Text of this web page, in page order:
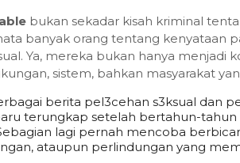
bukan sekadar kisah kriminal
banyak orang tentang kenyataan
Ya, mereka bukan hanya menjadi
sistem, bahkan masyarakat
berita pel3cehan s3ksual dan
terungkap setelah bertahun-tahun
lagi pernah mencoba
ataupun perlindungan yang